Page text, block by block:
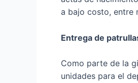
a bajo costo, entre
Entrega de
Como parte de la
unidades para el